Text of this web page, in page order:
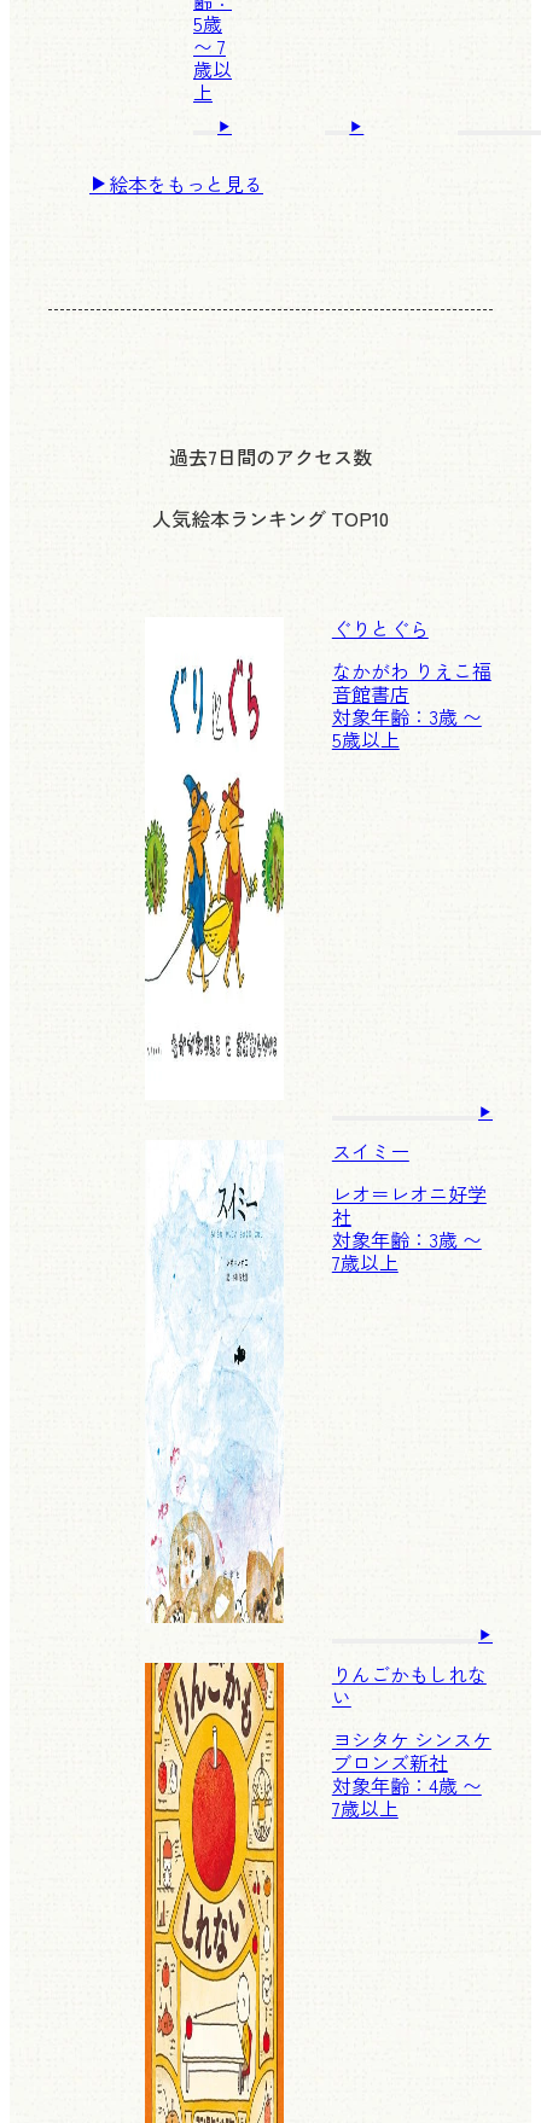
5歳
〜 7
歳以
上
絵本をもっと見る
過去7日間のアクセス数
人気絵本ランキング TOP10
ぐりとぐら
なかがわ りえこ福
音館書店
対象年齢：3歳 〜
5歳以上
スイミー
レオ＝レオニ好学
社
対象年齢：3歳 〜
7歳以上
りんごかもしれな
い
ヨシタケ シンスケ
ブロンズ新社
対象年齢：4歳 〜
7歳以上